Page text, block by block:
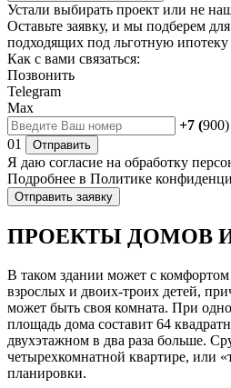
Устали выбирать проект или не
Оставьте заявку, и мы подберем
подходящих под льготную ипотеку
Как с вами связаться:
Позвонить
Telegram
Max
+7 (
01
Отправить
Я даю согласие на обработку
Подробнее в Политике
Отправить заявку
ПРОЕКТЫ ДОМОВ
В таком здании может с комфортом
взрослых и двоих-троих детей,
может быть своя комната. При
площадь дома составит 64
двухэтажном в два раза больше.
четырехкомнатной квартире, или
планировки.